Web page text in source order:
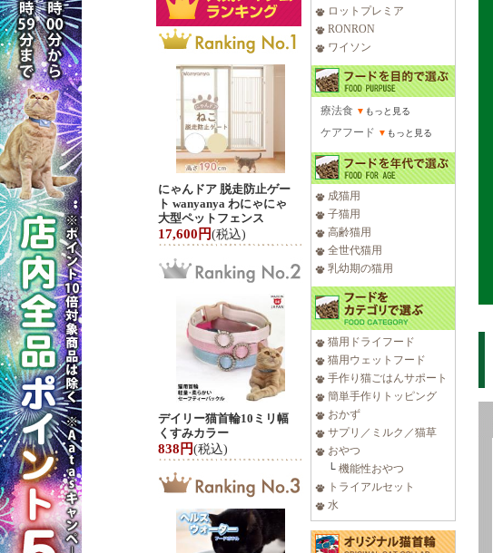
にゃんドア 脱走防止ゲー
ト wanyanya わにゃにゃ
大型ペットフェンス
17,600円(税込)
デイリー猫首輪10ミリ幅
くすみカラー
838円(税込)
ロットプレミア
RONRON
ワイソン
療法食 ▼ もっと見る
ケアフード ▼ もっと見る
成猫用
子猫用
高齢猫用
全世代猫用
乳幼期の猫用
猫用ドライフード
猫用ウェットフード
手作り猫ごはんサポート
簡単手作りトッピング
おかず
サプリ／ミルク／猫草
おやつ
└ 機能性おやつ
トライアルセット
水